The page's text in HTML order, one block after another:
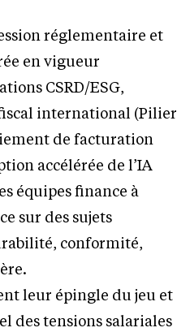
réglementaire et
en vigueur
CSRD/ESG,
international (Pilier
de facturation
accélérée de l’IA
équipes finance à
sur des sujets
conformité,
leur épingle du jeu et
des tensions salariales